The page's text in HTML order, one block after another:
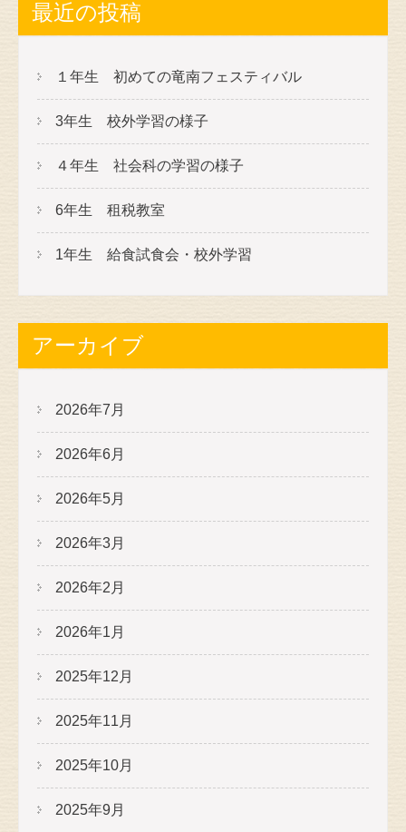
最近の投稿
１年生 初めての竜南フェスティバル
3年生 校外学習の様子
４年生 社会科の学習の様子
6年生 租税教室
1年生 給食試食会・校外学習
アーカイブ
2026年7月
2026年6月
2026年5月
2026年3月
2026年2月
2026年1月
2025年12月
2025年11月
2025年10月
2025年9月